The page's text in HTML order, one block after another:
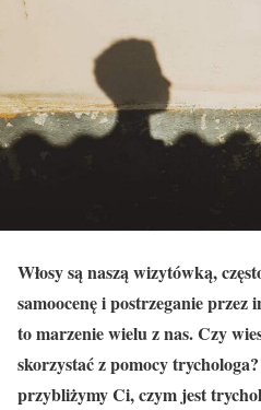
Włosy są naszą wizytówką,
samoocenę i postrzeganie przez
to marzenie wielu z nas. Czy
skorzystać z pomocy
przybliżymy Ci, czym jest